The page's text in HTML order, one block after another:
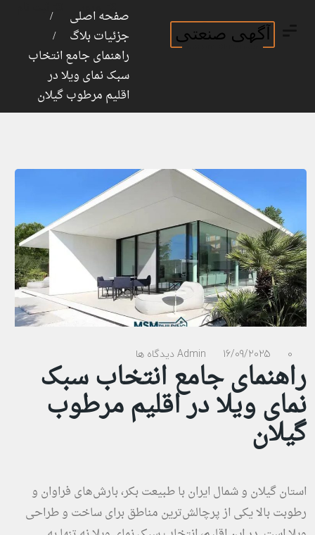
ورود
صفحه اصلی
جزئیات بلاگ
راهنمای جامع انتخاب
سبک نمای ویلا در
اقلیم مرطوب گیلان
Admin 16/09/2025 0 دیدگاه ها
راهنمای جامع انتخاب سبک
نمای ویلا در اقلیم مرطوب
گیلان
استان گیلان و شمال ایران با طبیعت بکر، بارش‌های فراوان و
رطوبت بالا یکی از پرچالش‌ترین مناطق برای ساخت و طراحی